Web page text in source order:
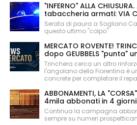
"INFERNO" ALLA
tabaccheria armati: VIA
Serata di paura a Sogliano
questo ultimo "colpo"
MERCATO ROVENTE!
dopo GEUBBELS "punta"
Trinchera cerca un altro
l'angolano della Fiorentina è
concrete per completare il
ABBONAMENTI, LA
4mila abbonati in 4 giorni
Continua la campagna
sempre su numeri